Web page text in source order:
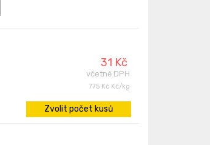
31 Kč
včetně DPH
775 Kč Kč/kg
Zvolit počet kusů